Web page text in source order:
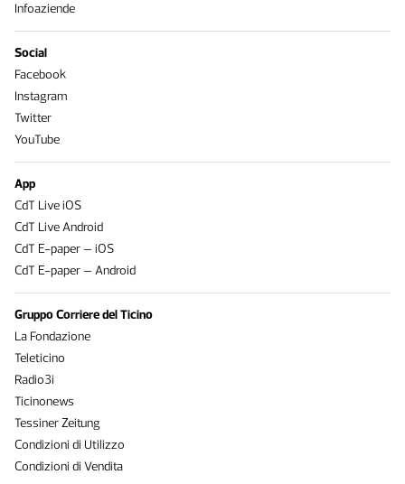
Infoaziende
Social
Facebook
Instagram
Twitter
YouTube
App
CdT Live iOS
CdT Live Android
CdT E-paper – iOS
CdT E-paper – Android
Gruppo Corriere del Ticino
La Fondazione
Teleticino
Radio3i
Ticinonews
Tessiner Zeitung
Condizioni di Utilizzo
Condizioni di Vendita